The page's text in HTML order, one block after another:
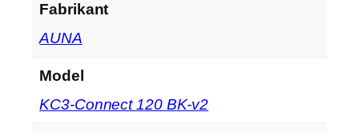
Fabrikant
‎AUNA
Model
‎KC3-Connect 120 BK-v2